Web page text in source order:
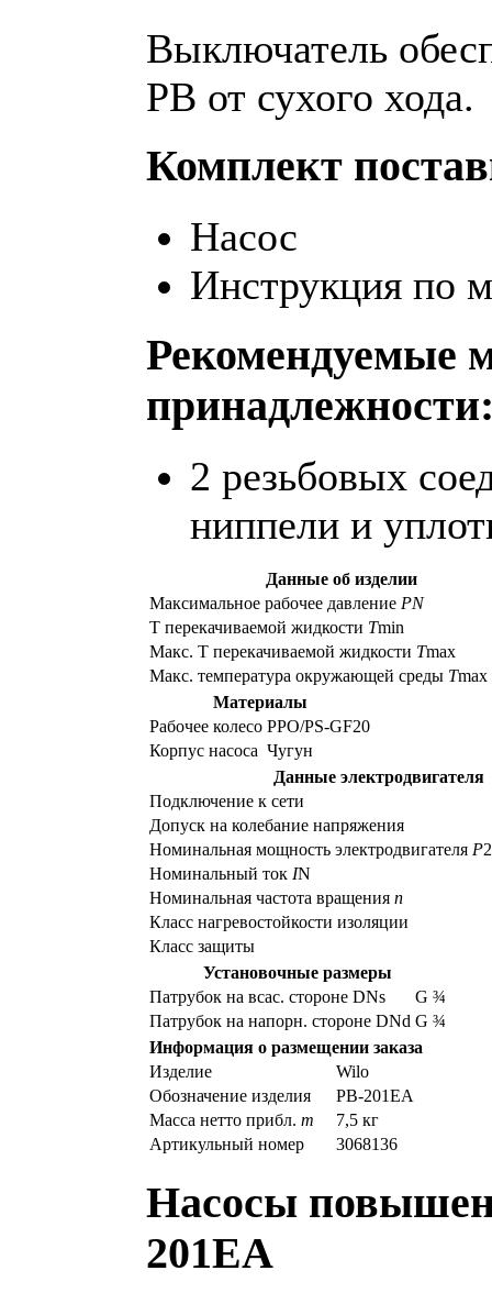
Выключатель
PB от сухого хода.
Комплект
Насос
Инструкция по
Рекомендуемые
2 резьбовых
ниппели и
Данные об изделии
Максимальное рабочее давление PN
Т перекачиваемой жидкости Tmin
Макс. T перекачиваемой жидкости Tmax
Макс. температура окружающей среды Tmax
Материалы
Рабочее колесо PPO/PS-GF20
Корпус насоса Чугун
Данные электродвигателя
Подключение к сети
Допуск на колебание напряжения
Номинальная мощность электродвигателя P2
Номинальный ток IN
Номинальная частота вращения n
Класс нагревостойкости изоляции
Класс защиты
Установочные размеры
Патрубок на всас. стороне DNs
G ¾
Патрубок на напорн. стороне DNd G ¾
Информация о размещении заказа
Изделие
Wilo
Обозначение изделия
PB-201EA
Масса нетто прибл. m
7,5 кг
Артикульный номер
3068136
Насосы
201EA